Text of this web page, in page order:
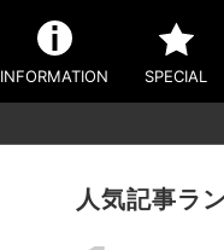
INFORMATION SPECIAL
人気記事ラ